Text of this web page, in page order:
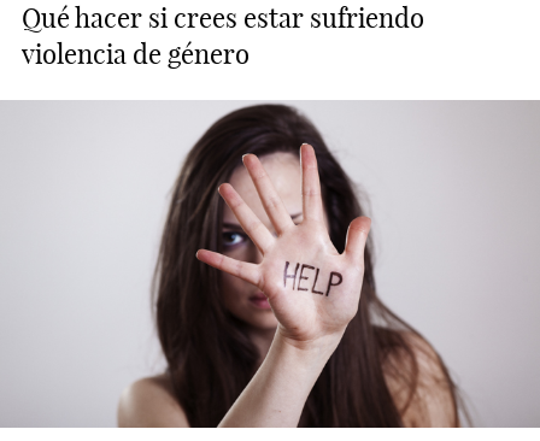
Qué hacer si crees estar sufriendo
violencia de género